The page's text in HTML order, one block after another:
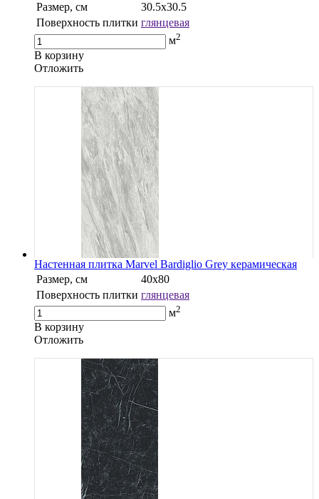
Размер, см
30.5х30.5
Поверхность плитки глянцевая
м2
В корзину
Oтложить
Настенная плитка Marvel Bardiglio Grey керамическая
Размер, см
40х80
Поверхность плитки глянцевая
м2
В корзину
Oтложить